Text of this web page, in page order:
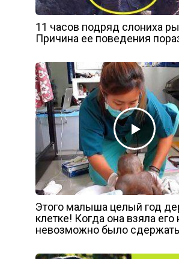
11 часов подряд слониха
Причина ее поведения
Этого малыша целый год
клетке! Когда она взяла его
невозможно было